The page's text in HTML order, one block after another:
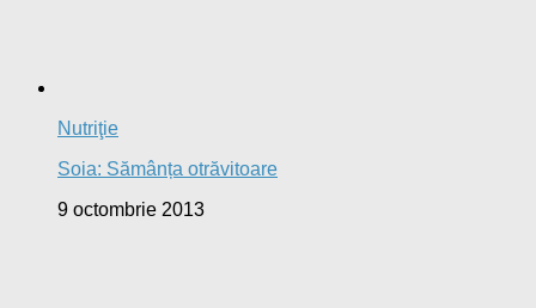
Nutriţie
Soia: Sămânța otrăvitoare
9 octombrie 2013